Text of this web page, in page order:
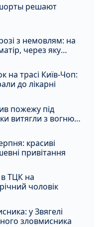
решают
з немовлям: на
через яку
на трасі Київ-Чоп:
до лікарні
пожежу під
витягли з вогню
красиві
привітання
ТЦК на
чоловік
у Звягелі
зловмисника